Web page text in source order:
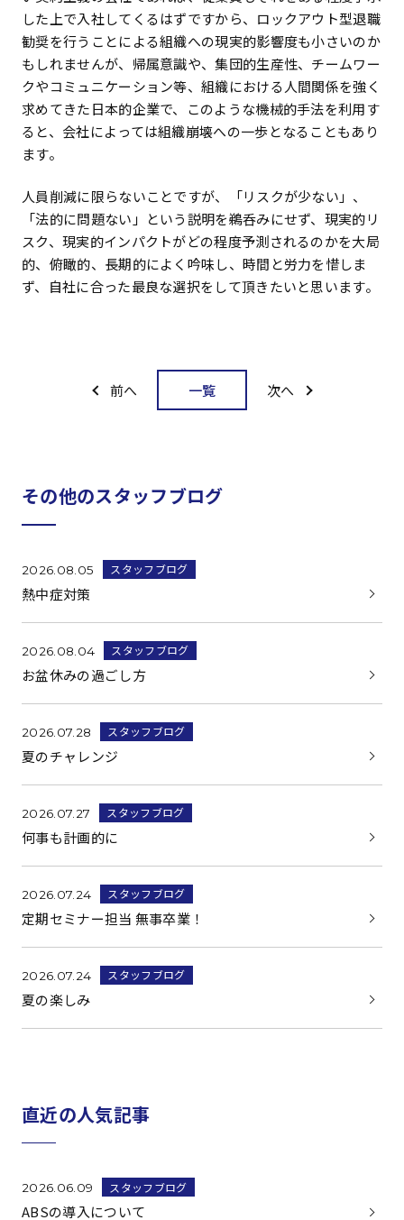
した上で入社してくるはずですから、ロックアウト型退職
勧奨を行うことによる組織への現実的影響度も小さいのか
もしれませんが、帰属意識や、集団的生産性、チームワー
クやコミュニケーション等、組織における人間関係を強く
求めてきた日本的企業で、このような機械的手法を利用す
ると、会社によっては組織崩壊への一歩となることもあり
ます。
人員削減に限らないことですが、「リスクが少ない」、
「法的に問題ない」という説明を鵜呑みにせず、現実的リ
スク、現実的インパクトがどの程度予測されるのかを大局
的、俯瞰的、長期的によく吟味し、時間と労力を惜しま
ず、自社に合った最良な選択をして頂きたいと思います。
前へ 一覧 次へ
その他のスタッフブログ
2026.08.05 スタッフブログ
熱中症対策
2026.08.04 スタッフブログ
お盆休みの過ごし方
2026.07.28 スタッフブログ
夏のチャレンジ
2026.07.27 スタッフブログ
何事も計画的に
2026.07.24 スタッフブログ
定期セミナー担当 無事卒業！
2026.07.24 スタッフブログ
夏の楽しみ
直近の人気記事
2026.06.09 スタッフブログ
ABSの導入について